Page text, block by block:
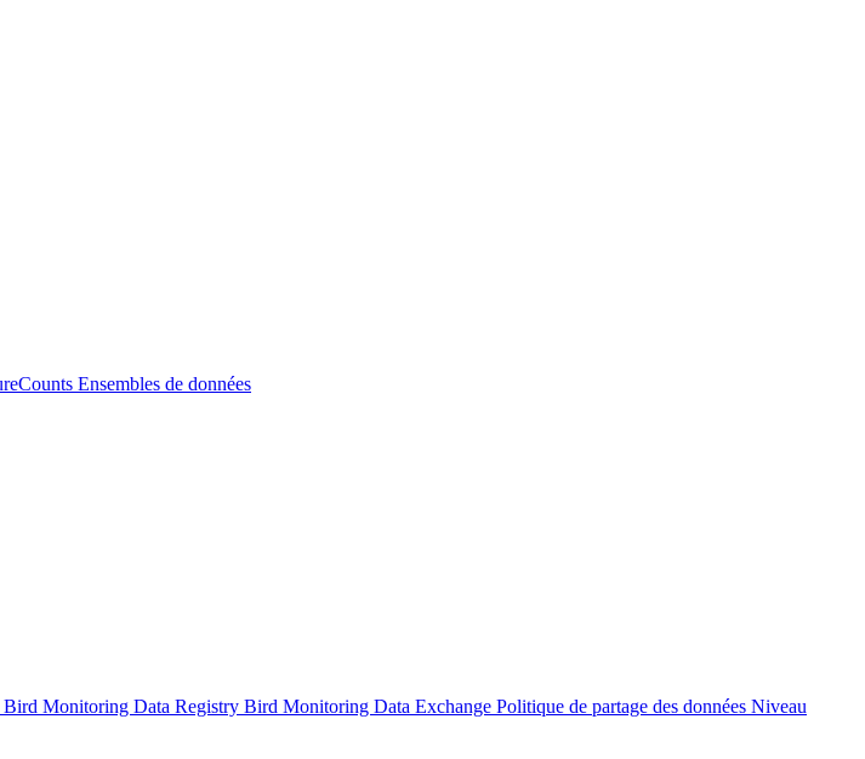
Ensembles de données
Bird Monitoring Data Registry Bird Monitoring Data Exchange Politique de partage des données Niveau